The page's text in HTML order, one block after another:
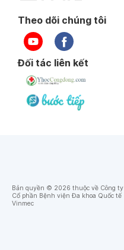
Theo dõi chúng tôi
Đối tác liên kết
Bản quyền © 2026 thuộc về Công ty
Cổ phần Bệnh viện Đa khoa Quốc tế
Vinmec